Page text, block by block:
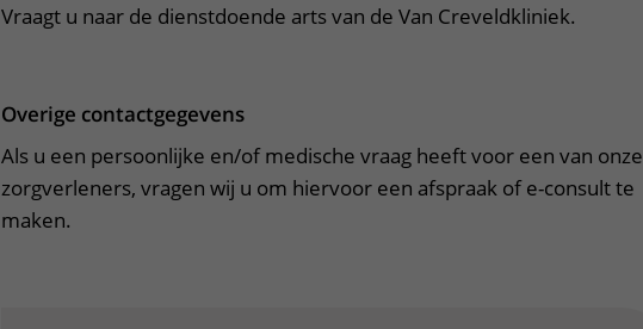
Vraagt u naar de dienstdoende arts van de Van Creveldkliniek.
Overige contactgegevens
Als u een persoonlijke en/of medische vraag heeft voor een van onze
zorgverleners, vragen wij u om hiervoor een afspraak of e-consult te
maken.